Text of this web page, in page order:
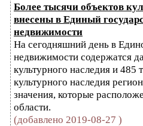
Более тысячи объектов
внесены в Единый
недвижимости
На сегодняшний день в
недвижимости содержатся
культурного наследия и 485
культурного наследия
значения, которые
области.
(добавлено 2019-08-27 )